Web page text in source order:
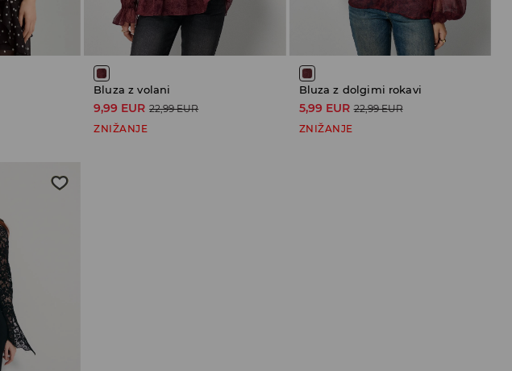
Bluza z volani
9,99 EUR 22,99 EUR
ZNIŽANJE
Bluza z dolgimi rokavi
5,99 EUR 22,99 EUR
ZNIŽANJE